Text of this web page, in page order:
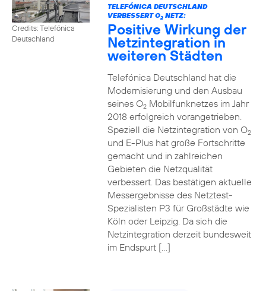
Credits: Telefónica
Deutschland
TELEFÓNICA DEUTSCHLAND
VERBESSERT O2NETZ:
Positive Wirkung der
Netzintegration in
weiteren Städten
Telefónica Deutschland hat die
Modernisierung und den Ausbau
seines O2Mobilfunknetzes im Jahr
2018 erfolgreich vorangetrieben.
Speziell die Netzintegration von O2
und E-Plus hat große Fortschritte
gemacht und in zahlreichen
Gebieten die Netzqualität
verbessert. Das bestätigen aktuelle
Messergebnisse des Netztest-
Spezialisten P3 für Großstädte wie
Köln oder Leipzig. Da sich die
Netzintegration derzeit bundesweit
im Endspurt […]